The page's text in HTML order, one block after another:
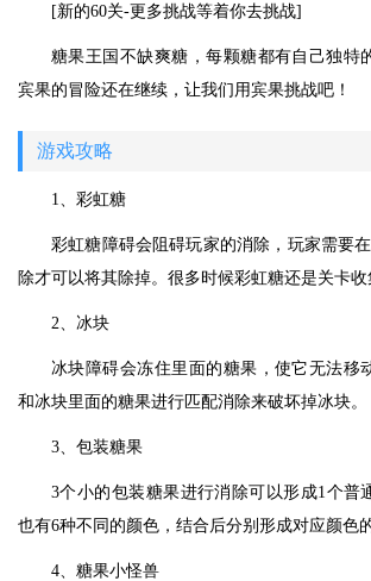
[新的60关-更多挑战等着你去挑战]
糖果王国不缺爽糖，每颗糖都有自己独特
宾果的冒险还在继续，让我们用宾果挑战吧！
游戏攻略
1、彩虹糖
彩虹糖障碍会阻碍玩家的消除，玩家需要
除才可以将其除掉。很多时候彩虹糖还是关卡收
2、冰块
冰块障碍会冻住里面的糖果，使它无法移
和冰块里面的糖果进行匹配消除来破坏掉冰块。
3、包装糖果
3个小的包装糖果进行消除可以形成1个普
也有6种不同的颜色，结合后分别形成对应颜色
4、糖果小怪兽